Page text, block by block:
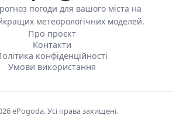
погоди для вашого міста на
метеорологічних моделей.
Про проєкт
Контакти
конфіденційності
Умови використання
ePogoda. Усі права захищені.